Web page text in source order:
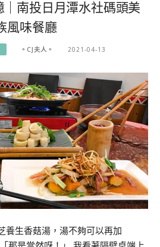
南投日月潭水社碼頭美
風味餐廳
。CJ夫人。 2021-04-13
養生香菇湯，湯不夠可以再加